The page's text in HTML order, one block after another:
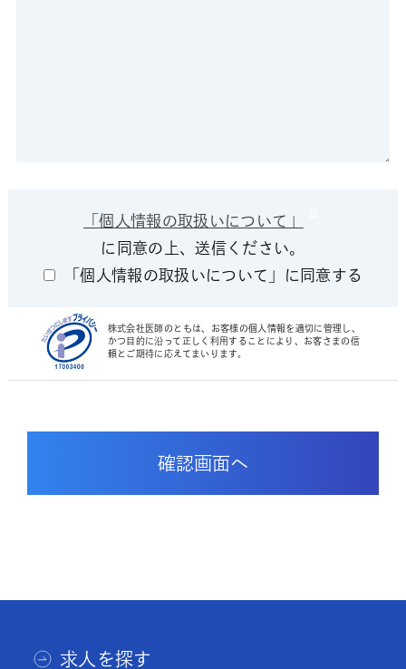
「個人情報の取扱いについて」
に同意の上、送信ください。
「個人情報の取扱いについて」に同意する
株式会社医師のともは、お客様の個人情報を適切に管理し、
かつ目的に沿って正しく利用することにより、お客さまの信
頼とご期待に応えてまいります。
求人を探す